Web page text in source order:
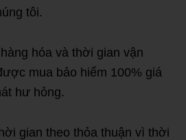
tôi.
hóa và thời gian vận
mua bảo hiểm 100% giá
hư hỏng.
gian theo thỏa thuận vì thời